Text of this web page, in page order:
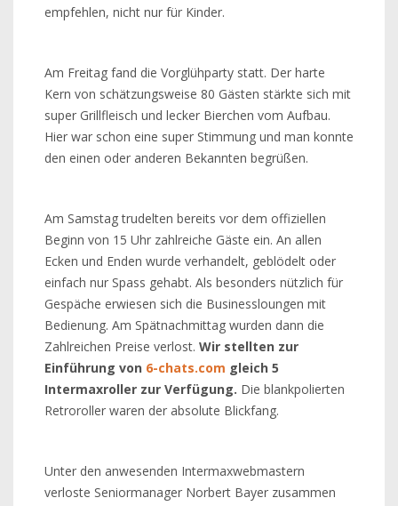
empfehlen, nicht nur für Kinder.
Am Freitag fand die Vorglühparty statt. Der harte
Kern von schätzungsweise 80 Gästen stärkte sich mit
super Grillfleisch und lecker Bierchen vom Aufbau.
Hier war schon eine super Stimmung und man konnte
den einen oder anderen Bekannten begrüßen.
Am Samstag trudelten bereits vor dem offiziellen
Beginn von 15 Uhr zahlreiche Gäste ein. An allen
Ecken und Enden wurde verhandelt, geblödelt oder
einfach nur Spass gehabt. Als besonders nützlich für
Gespäche erwiesen sich die Businessloungen mit
Bedienung. Am Spätnachmittag wurden dann die
Zahlreichen Preise verlost. Wir stellten zur
Einführung von 6-chats.com gleich 5
Intermaxroller zur Verfügung. Die blankpolierten
Retroroller waren der absolute Blickfang.
Unter den anwesenden Intermaxwebmastern
verloste Seniormanager Norbert Bayer zusammen